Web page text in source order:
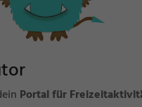
Portal für